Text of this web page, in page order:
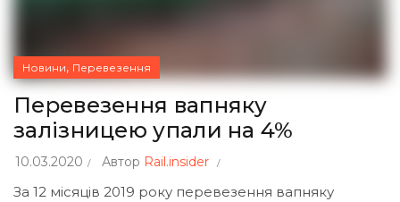
Новини, Перевезення
Перевезення вапняку
залізницею упали на 4%
10.03.2020 Автор Rail.insider
За 12 місяців 2019 року перевезення вапняку